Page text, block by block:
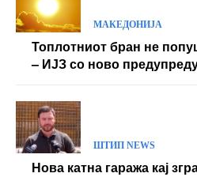
МАКЕДОНИЈА
Топлотниот бран не
– ИЈЗ со ново
ШТИП NEWS
Нова катна гаража кај